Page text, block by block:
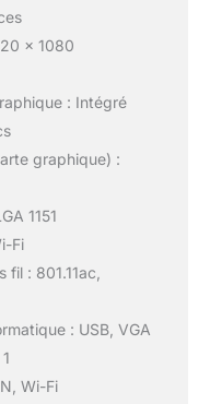
x 1080
: Intégré
graphique) :
1151
Fi
: 801.11ac,
: USB, VGA
Wi-Fi